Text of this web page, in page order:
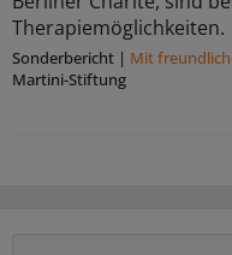
Therapiemöglichkeiten.
Sonderbericht | Mit
Martini-Stiftung